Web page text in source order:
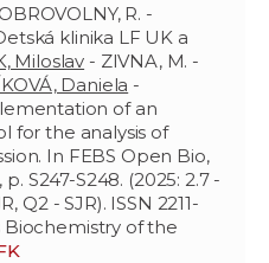
R. -
klinika LF UK a
Miloslav - ZIVNA, M. -
Daniela -
of an
for the analysis of
In FEBS Open Bio,
S247-S248. (2025: 2.7 -
Q2 - SJR). ISSN 2211-
Biochemistry of the